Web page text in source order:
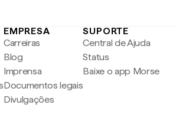
EMPRESA
Carreiras
Blog
Imprensa
Documentos legais
Divulgações
SUPORTE
Central de Ajuda
Status
Baixe o app Morse